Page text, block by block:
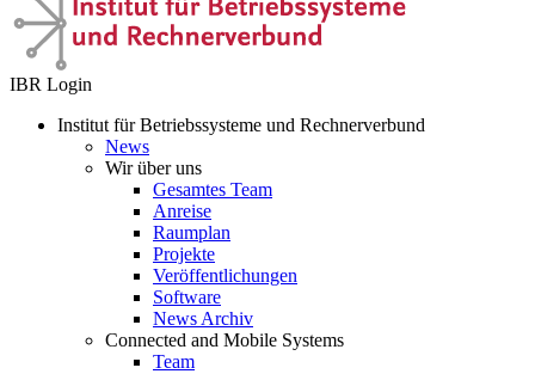
IBR Login
Institut für Betriebssysteme und Rechnerverbund
News
Wir über uns
Gesamtes Team
Anreise
Raumplan
Projekte
Veröffentlichungen
Software
News Archiv
Connected and Mobile Systems
Team